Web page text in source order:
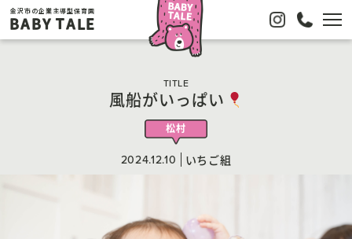
金沢市の企業主導型保育園
BABY TALE
TITLE
風船がいっぱい
松村
2024.12.10 いちご組